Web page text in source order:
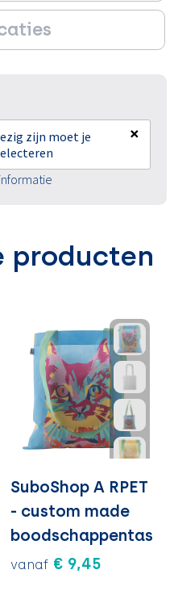
zijn moet je
×
producten
SuboShop A RPET
- custom made
boodschappentas
vanaf € 9,45